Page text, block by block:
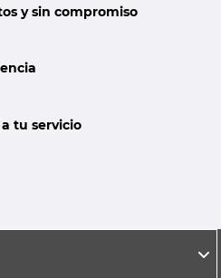
y sin compromiso
tu servicio